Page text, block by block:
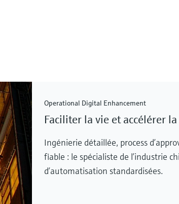
Operational Digital Enhancement
Faciliter la vie et accélérer
Ingénierie détaillée, process
fiable : le spécialiste de l’industrie
d’automatisation standardisées.